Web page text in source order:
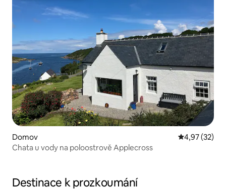
Domov Průměrné
4,97 (32)
Chata u vody na poloostrově Applecross
Destinace k prozkoumání